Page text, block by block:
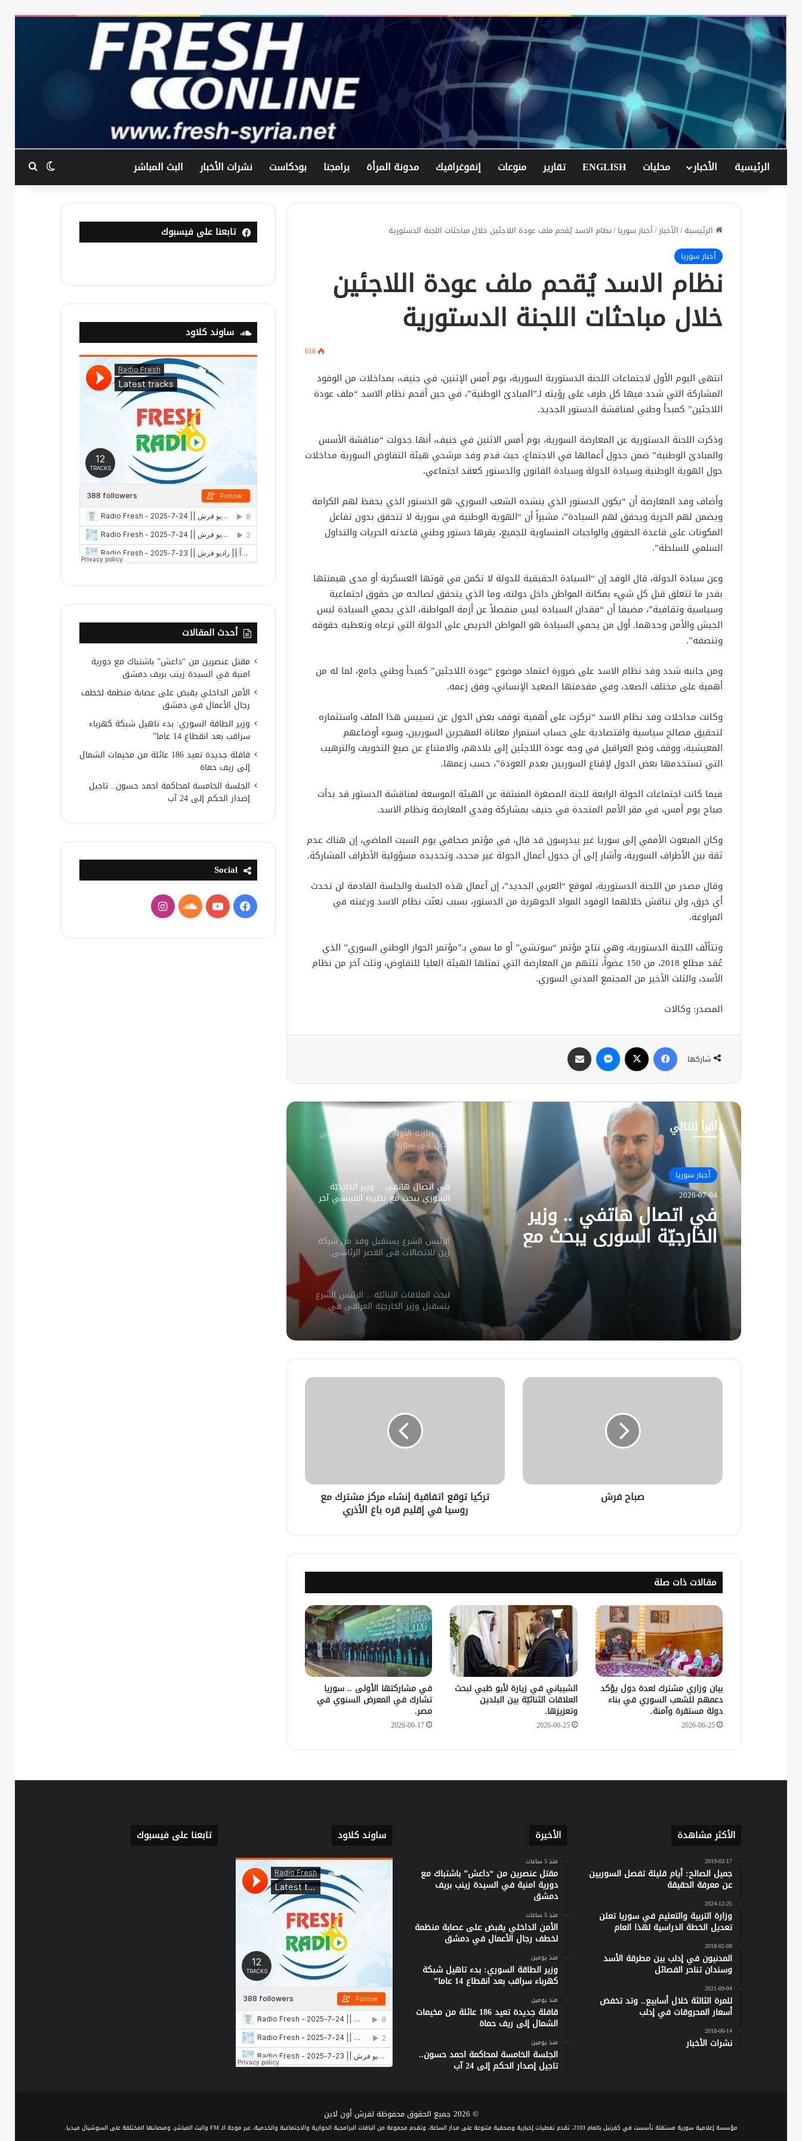
الرئيسية الأخبار محليات ENGLISH تقارير منوعات إنفوغرافيك مدونة المرأة برامجنا بودكاست نشرات الأخبار البث المباشر الوضعبحث
الرئيسية/الأخبار/أخبار سوريا/نظام الاسد يُقحم ملف عودة اللاجئين خلال مباحثات اللجنة الدستورية
أخبار سوريا
نظام الاسد يُقحم ملف عودة اللاجئين
خلال مباحثات اللجنة الدستورية
616
انتهى اليوم الأول لاجتماعات اللجنة الدستورية السورية، يوم أمس الإثنين، في جنيف، بمداخلات من الوفود
المشاركة التي شدد فيها كل طرف على رؤيته لـ”المبادئ الوطنية”، في حين أقحم نظام الاسد “ملف عودة
اللاجئين” كمبدأ وطني لمناقشة الدستور الجديد.
وذكرت اللجنة الدستورية عن المعارضة السورية، يوم أمس الاثنين في جنيف، أنها جدولت “مناقشة الأسس
والمبادئ الوطنية” ضمن جدول أعمالها في الاجتماع، حيث قدم وفد مرشحي هيئة التفاوض السورية مداخلات
حول الهوية الوطنية وسيادة الدولة وسيادة القانون والدستور كعقد اجتماعي.
وأضاف وفد المعارضة أن “يكون الدستور الذي ينشده الشعب السوري، هو الدستور الذي يحفظ لهم الكرامة
ويضمن لهم الحرية ويحقق لهم السيادة”، مشيراً أن “الهوية الوطنية في سورية لا تتحقق بدون تفاعل
المكونات على قاعدة الحقوق والواجبات المتساوية للجميع، يقرها دستور وطني قاعدته الحريات والتداول
السلمي للسلطة”.
وعن سيادة الدولة، قال الوفد إن “السيادة الحقيقية للدولة لا تكمن في قوتها العسكرية أو مدى هيمنتها
بقدر ما تتعلق قبل كل شيء بمكانة المواطن داخل دولته، وما الذي يتحقق لصالحه من حقوق اجتماعية
وسياسية وثقافية”، مضيفا أن “فقدان السيادة ليس منفصلاً عن أزمة المواطنة، الذي يحمي السيادة ليس
الجيش والأمن وحدهما. أول من يحمي السيادة هو المواطن الحريص على الدولة التي ترعاه وتعطيه حقوقه
وتنصفه”.
ومن جانبه شدد وفد نظام الاسد على ضرورة اعتماد موضوع “عودة اللاجئين” كمبدأ وطني جامع، لما له من
أهمية على مختلف الصعد، وفي مقدمتها الصعيد الإنساني، وفق زعمه.
وكانت مداخلات وفد نظام الاسد “تركزت على أهمية توقف بعض الدول عن تسييس هذا الملف واستثماره
لتحقيق مصالح سياسية واقتصادية على حساب استمرار معاناة المهجرين السوريين، وسوء أوضاعهم
المعيشية، ووقف وضع العراقيل في وجه عودة اللاجئين إلى بلادهم، والامتناع عن صيغ التخويف والترهيب
التي تستخدمها بعض الدول لإقناع السوريين بعدم العودة”، حسب زعمها.
فيما كانت اجتماعات الجولة الرابعة للجنة المصغرة المنبثقة عن الهيئة الموسعة لمناقشة الدستور قد بدأت
صباح يوم أمس، في مقر الأمم المتحدة في جنيف بمشاركة وفدي المعارضة ونظام الاسد.
وكان المبعوث الأممي إلى سوريا غير بيدرسون قد قال، في مؤتمر صحافي يوم السبت الماضي، إن هناك عدم
ثقة بين الأطراف السورية، وأشار إلى أن جدول أعمال الجولة غير محدد، وتحديده مسؤولية الأطراف المشاركة.
وقال مصدر من اللجنة الدستورية، لموقع “العربي الجديد”، إن أعمال هذه الجلسة والجلسة القادمة لن تحدث
أي خرق، ولن تناقش خلالهما الوفود المواد الجوهرية من الدستور، بسبب تعنّت نظام الاسد ورغبته في
المراوغة.
وتتألّف اللجنة الدستورية، وهي نتاج مؤتمر “سوتشي” أو ما سمي بـ”مؤتمر الحوار الوطني السوري” الذي
عُقد مطلع 2018، من 150 عضواً، ثلثهم من المعارضة التي تمثلها الهيئة العليا للتفاوض، وثلث آخر من نظام
الأسد، والثلث الأخير من المجتمع المدني السوري.
المصدر: وكالات
شاركها
فيسبوك ماسنجر
أقرأ التالي
أخبار سوريا
2026-07-04
في اتصال هاتفي .. وزير
الخارجيّة السوري يبحث مع
نظيره الفرنسي آخر التطورات.
التطورات.
زين للاتصالات في القصر الرئاسي.
لبحث العلاقات الثنائيّة .. الرئيس الشرع
يتسقبل وزير الخارجيّة العراقي في
لبحث سبل تعزيز التعليم العالي في
سوريا.. الهيئة الألمانيّة تنظم فعاليّة
في خطوة لاستئناف تقديم الخدمات
للسفارة السوريّة في واشنطن.
الإحتلال الإسرائيلي يتحرك في جبل
شخص أثناء ملاحقته في دمشق
دمشق
في زيارته الأولى .. الرئيس الفرنسي
يصل إلى سوريا.
في اتصال هاتفي .. وزير الخارجيّة
السوري يبحث مع نظيره الفرنسي آخر
التطورات.
الرئيس الشرع يستقبل وفد من شركة
زين للاتصالات في القصر الرئاسي.
لبحث العلاقات الثنائيّة .. الرئيس الشرع
يتسقبل وزير الخارجيّة العراقي في
سوريا.. الهيئة الألمانيّة تنظم فعاليّة
القنصليّة .. أمريكا تمنح الاعتماد القنصلي
للسفارة السوريّة في واشنطن.
الإحتلال الإسرائيلي يتحرك في جبل
في قلعة جندل
سليمان عبد الباقي مدير أمن السويداء
يكشف سبب انفجار مركبة على طريق
دمشق
في زيارته الأولى .. الرئيس الفرنسي
يصل إلى سوريا.
صباح فرش تركيا توقع اتفاقية إنشاء مركز مشترك مع
روسيا في إقليم قره باغ الأذري
مقالات ذات صلة
بيان وزاري مشترك لعدة دول يؤكد
دعمهم للشعب السوري في بناء
دولة مستقرة وآمنة.
2026-06-25
الشيباني في زيارة لأبو ظبي لبحث
العلاقات الثنائيّة بين البلدين
وتعزيزها.
2026-06-25
في مشاركتها الأولى .. سوريا
تشارك في المعرض السنوي في
مصر.
2026-06-17
تابعنا على فيسبوك
ساوند كلاود
أحدث المقالات
مقتل عنصرين من “داعش” باشتباك مع دورية
امنية في السيدة زينب بريف دمشق
الأمن الداخلي يقبض على عصابة منظمة لخطف
رجال الأعمال في دمشق
وزير الطاقة السوري: بدء تاهيل شبكة كهرباء
سراقب بعد انقطاع 14 عاما”
قافلة جديدة تعيد 186 عائلة من مخيمات الشمال
إلى ريف حماة
الجلسة الخامسة لمحاكمة احمد حسون.. تاجيل
إصدار الحكم إلى 24 آب
Social
فيسبوكيوتيوبساوندانستقرام
الأكثر مشاهدة
2019-02-17
جميل الصالح: أيام قليلة تفصل السوريين
عن معرفة الحقيقة
2024-12-25
وزارة التربية والتعليم في سوريا تعلن
تعديل الخطة الدراسية لهذا العام
2018-02-08
المدنيون في إدلب بين مطرقة الأسد
وسندان تناحر الفصائل
2021-09-04
للمرة الثالثة خلال أسابيع.. وتد تخفض
أسعار المحروقات في إدلب
2018-06-14
نشرات الأخبار
الأخيرة
منذ 5 ساعات
مقتل عنصرين من “داعش” باشتباك مع
دورية امنية في السيدة زينب بريف
دمشق
منذ 5 ساعات
الأمن الداخلي يقبض على عصابة منظمة
لخطف رجال الأعمال في دمشق
منذ يومين
وزير الطاقة السوري: بدء تاهيل شبكة
كهرباء سراقب بعد انقطاع 14 عاما”
منذ يومين
قافلة جديدة تعيد 186 عائلة من مخيمات
الشمال إلى ريف حماة
منذ يومين
الجلسة الخامسة لمحاكمة احمد حسون..
تاجيل إصدار الحكم إلى 24 آب
ساوند كلاود تابعنا على فيسبوك
© 2026 جميع الحقوق محفوظة لفرش أون لاين
مؤسسة إعلامية سورية مستقلة تأسست في كفرنبل بالعام 2103، تقدم تغطيات إخبارية وصحفية متنوعة على مدار الساعة، وتقدم مجموعة من الباقات البرامجية الحوارية والاجتماعية والخدمية، عبر موجة الـ FM والبث المباشر، ومنصاتها المختلفة على السوشيال ميديا.